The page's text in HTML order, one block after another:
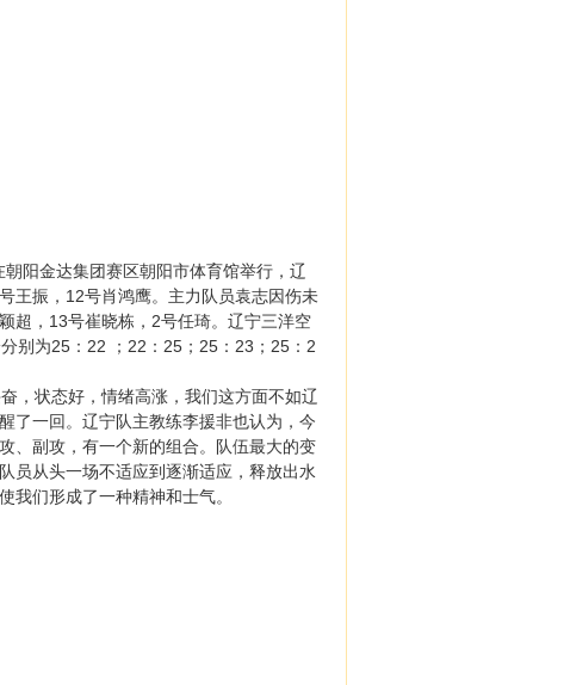
阳金达集团赛区朝阳市体育馆举行，辽
王振，12号肖鸿鹰。主力队员袁志因伤未
超，13号崔晓栋，2号任琦。辽宁三洋空
别为25：22 ；22：25；25：23；25：2
，状态好，情绪高涨，我们这方面不如辽
了一回。辽宁队主教练李援非也认为，今
、副攻，有一个新的组合。队伍最大的变
员从头一场不适应到逐渐适应，释放出水
我们形成了一种精神和士气。